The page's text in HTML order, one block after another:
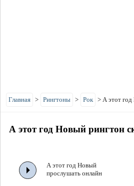
Главная > Рингтоны > Рок > А этот
А этот год Новый рингтон
А этот год Новый
прослушать онлайн